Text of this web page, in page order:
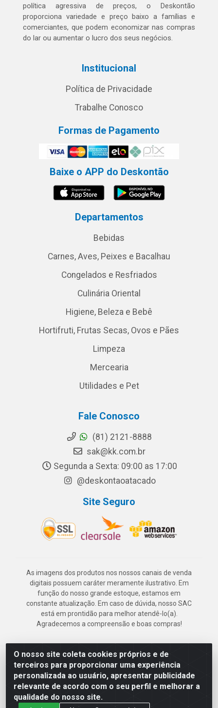
O nosso site coleta cookies próprios e de
terceiros para proporcionar uma experiência
personalizada ao usuário, apresentar publicidade
relevante de acordo com o seu perfil e melhorar a
qualidade do nosso site.
política agressiva de preços, o Deskontão
proporciona variedade e preço baixo a famílias e
comerciantes, que podem economizar nas compras
do lar ou aumentar o lucro dos seus negócios.
Institucional
Política de Privacidade
Trabalhe Conosco
Formas de Pagamento
Baixe o APP do Deskontão
Departamentos
Bebidas
Carnes, Aves, Peixes e Bacalhau
Congelados e Resfriados
Culinária Oriental
Higiene, Beleza e Bebê
Hortifruti, Frutas Secas, Ovos e Pães
Limpeza
Mercearia
Utilidades e Pet
Fale Conosco
(81) 2121-8888
sak@kk.com.br
Segunda a Sexta: 09:00 as 17:00
@deskontaoatacado
Site Seguro
As imagens dos produtos nos nossos canais de venda
digitais possuem caráter meramente ilustrativo. Em
função do nosso grande estoque, estamos em
constante atualização. Em caso de dúvida, nosso SAC
está em prontidão para melhor atendê-lo(a).
Agradecemos a compreensão e boas compras!
Deskontão Atacado - Av. Marechal Mascarenhas de Morais, 2471 -
Imbiribeira - Recife/PE - CEP 51.150-001 - CNPJ 24.150.377/0003-
57